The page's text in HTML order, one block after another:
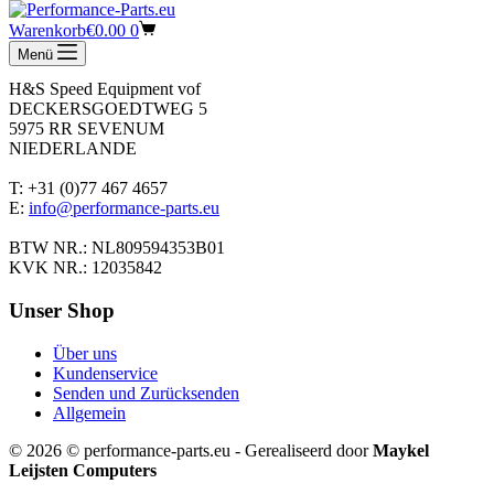
Warenkorb€0.00 0
Menü
Adresse
H&S Speed Equipment vof
DECKERSGOEDTWEG 5
5975 RR SEVENUM
NIEDERLANDE
T: +31 (0)77 467 4657
E: info@performance-parts.eu
BTW NR.: NL809594353B01
KVK NR.: 12035842
Unser Shop
Über uns
Kundenservice
Senden und Zurücksenden
Allgemein
© 2026 © performance-parts.eu - Gerealiseerd doorMaykel
Leijsten Computers